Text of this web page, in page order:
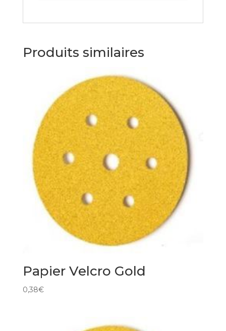
Produits similaires
Papier Velcro Gold
0,38€